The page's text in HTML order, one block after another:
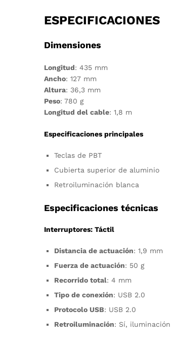
ESPECIFICACIONES
Dimensiones
Longitud: 435 mm
Ancho: 127 mm
Altura: 36,3 mm
Peso: 780 g
Longitud del cable: 1,8 m
Especificaciones principales
Teclas de PBT
Cubierta superior de aluminio
Retroiluminación blanca
Especificaciones técnicas
Interruptores: Táctil
Distancia de actuación: 1,9 mm
Fuerza de actuación: 50 g
Recorrido total: 4 mm
Tipo de conexión: USB 2.0
Protocolo USB: USB 2.0
Retroiluminación: Sí,